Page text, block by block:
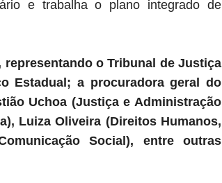
e trabalha o plano integrado de
representando o Tribunal de Justiça
Estadual; a procuradora geral do
Uchoa (Justiça e Administração
Luiza Oliveira (Direitos Humanos,
Social), entre outras